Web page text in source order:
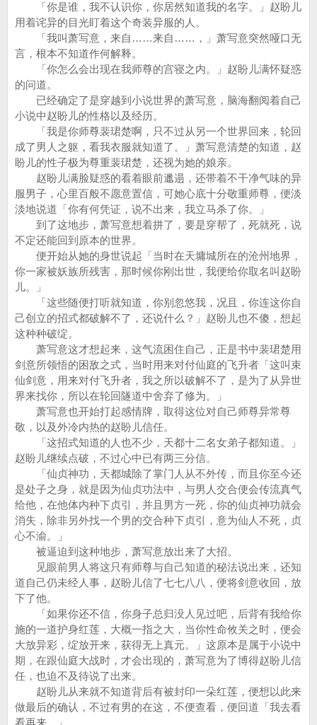
「你是谁，我不认识你，你居然知道我的名字。」赵盼儿
用着诧异的目光盯着这个奇装异服的人。
「我叫萧写意，来自……来自……，」萧写意突然哑口无
言，根本不知道作何解释。
「你怎么会出现在我师尊的宫寝之内。」赵盼儿满怀疑惑
的问道。
已经确定了是穿越到小说世界的萧写意，脑海翻阅着自己
小说中赵盼儿的性格以及经历。
「我是你师尊裴珺楚啊，只不过从另一个世界回来，轮回
成了男人之躯，看我衣服就知道了。」萧写意清楚的知道，赵
盼儿的性子极为尊重裴珺楚，还视为她的娘亲。
赵盼儿满脸疑惑的看着眼前邋遢，还带着不干净气味的异
服男子，心里百般不愿意置信，可她心底十分敬重师尊，便淡
淡地说道「你有何凭证，说不出来，我立马杀了你。」
到了这地步，萧写意想着拼了，要是穿帮了，死就死，说
不定还能回到原本的世界。
便开始从她的身世说起「当时在天墉城所在的沧州地界，
你一家被妖族所残害，那时候你刚出世，我便给你取名叫赵盼
儿。」
「这些随便打听就知道，你别忽悠我，况且，你连这你自
己创立的招式都破解不了，还说什么？」赵盼儿也不傻，想起
这种种破绽。
萧写意这才想起来，这气流困住自己，正是书中裴珺楚用
剑意所领悟的困敌之式，当时用来对付仙庭的飞升者「这叫束
仙剑意，用来对付飞升者，我之所以破解不了，是为了从异世
界来找你，所以在轮回隧道中舍弃了修为。」
萧写意也开始打起感情牌，取得这位对自己师尊异常尊
敬，以及外冷内热的赵盼儿信任。
「这招式知道的人也不少，天都十二名女弟子都知道。」
赵盼儿继续点破，不过心中已有两三分信。
「仙贞神功，天都城除了掌门人从不外传，而且你至今还
是处子之身，就是因为仙贞功法中，与男人交合便会传流真气
给他，在他体内种下贞引，并且男方一死，你的仙贞神功就会
消失，除非另外找一个男的交合种下贞引，意为仙人不死，贞
心不渝。」
被逼迫到这种地步，萧写意放出来了大招。
见眼前男人将这只有师尊与自己知道的秘法说出来，还知
道自己仍未经人事，赵盼儿信了七七八八，便将剑意收回，放
下了他。
「如果你还不信，你身子总归没人见过吧，后背有我给你
施的一道护身红莲，大概一指之大，当你性命攸关之时，便会
大放异彩，绽放开来，获得无上真元。」这原本是属于小说中
期，在跟仙庭大战时，才会出现的，萧写意为了博得赵盼儿信
任，也迫不及待说了出来。
赵盼儿从来就不知道背后有被封印一朵红莲，便想以此来
做最后的确认，不过有男的在这，不便查看，便回道「我去看
看再来。」